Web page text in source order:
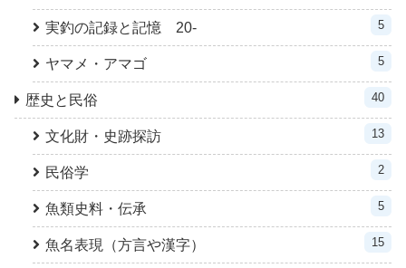
実釣の記録と記憶 20- 5
ヤマメ・アマゴ 5
歴史と民俗 40
文化財・史跡探訪 13
民俗学 2
魚類史料・伝承 5
魚名表現（方言や漢字） 15